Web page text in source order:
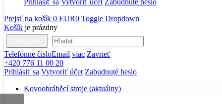
Prihlásiť sa Vytvoriť účet Zabudnuté heslo
Prejsť na košík 0 EUR0 Toggle Dropdown
Košík je prázdny
Telefónne čísloEmail viac Zavrieť
+420 776 11 00 20
Prihlásiť sa Vytvoriť účet Zabudnuté heslo
Kovoobráběcí stroje (aktuálny)